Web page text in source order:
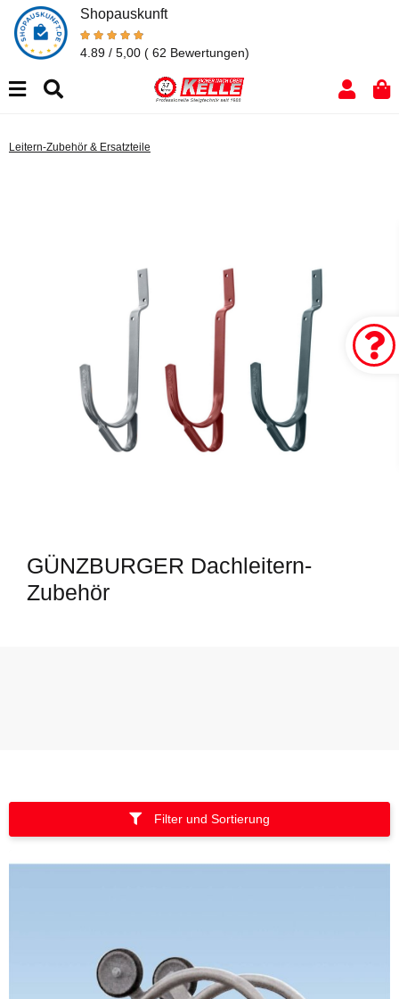
Shopauskunft
4.89 / 5,00 ( 62 Bewertungen)
Leitern-Zubehör & Ersatzteile
GÜNZBURGER Dachleitern-
Zubehör
Filter und Sortierung